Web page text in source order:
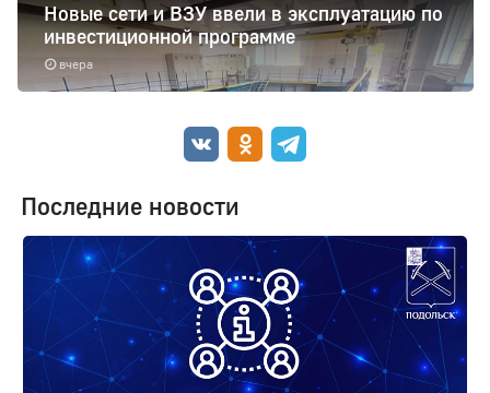
вчера
Новые сети и ВЗУ ввели в эксплуатацию по
инвестиционной программе
Последние новости